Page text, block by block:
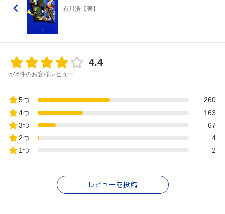
有川浩【著】
4.4
546件のお客様レビュー
5つ
260
4つ
163
3つ
67
2つ
4
1つ
2
レビューを投稿